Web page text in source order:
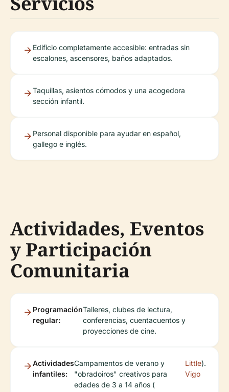
Edificio completamente accesible: entradas sin
escalones, ascensores, baños adaptados.
Taquillas, asientos cómodos y una acogedora
sección infantil.
Personal disponible para ayudar en español,
gallego e inglés.
Actividades, Eventos
y Participación
Comunitaria
Programación
regular:
Talleres, clubes de lectura,
conferencias, cuentacuentos y
proyecciones de cine.
Actividades
infantiles:
Campamentos de verano y
"obradoiros" creativos para
edades de 3 a 14 años (
Little
Vigo
).